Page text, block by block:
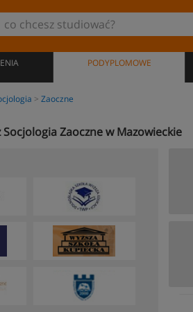
PODYPLOMOWE
Zaoczne
Zaoczne w Mazowieckie